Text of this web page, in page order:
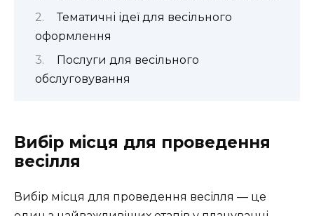
Тематичні ідеї для весільного
оформлення
Послуги для весільного
обслуговування
Вибір місця для проведення
весілля
Вибір місця для проведення весілля — це